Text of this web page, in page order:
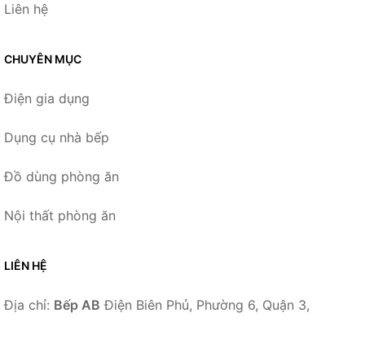
Liên hệ
CHUYÊN MỤC
Điện gia dụng
Dụng cụ nhà bếp
Đồ dùng phòng ăn
Nội thất phòng ăn
LIÊN HỆ
Địa chỉ: Bếp AB Điện Biên Phủ, Phường 6, Quận 3,